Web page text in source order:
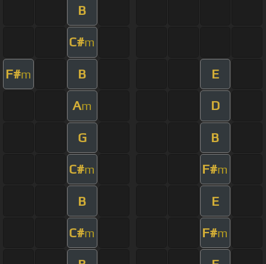
B
C#m
F#m B E
Am D
G B
C#m F#m
B E
C#m F#m